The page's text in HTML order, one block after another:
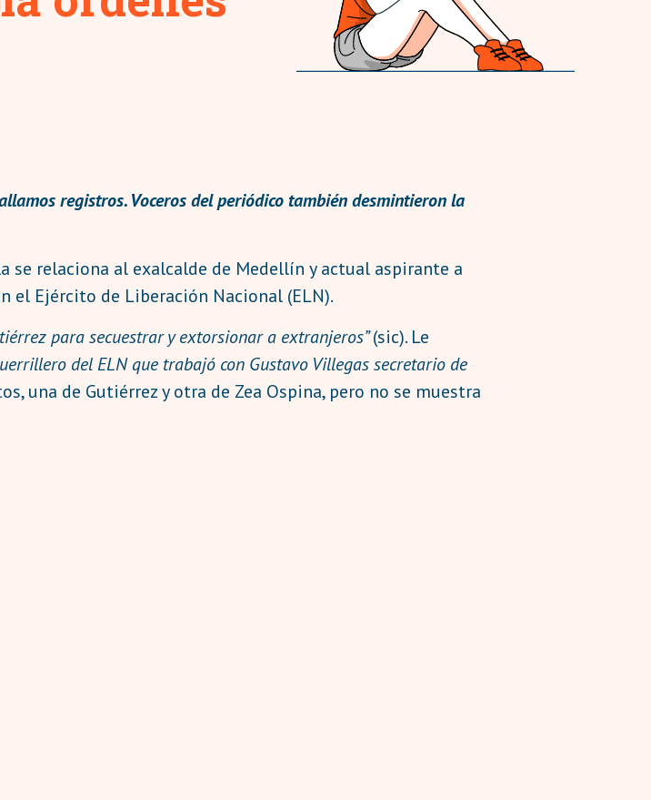
registros. Voceros del periódico también desmintieron la
se relaciona al exalcalde de Medellín y actual aspirante a
el Ejército de Liberación Nacional (ELN).
para secuestrar y extorsionar a extranjeros”(sic). Le
del ELN que trabajó con Gustavo Villegas secretario de
una de Gutiérrez y otra de Zea Ospina, pero no se muestra